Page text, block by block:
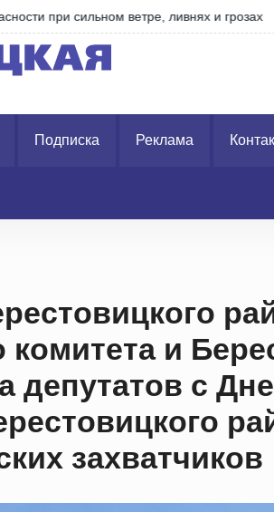
Подписка Реклама
и
депутатов с
захватчиков